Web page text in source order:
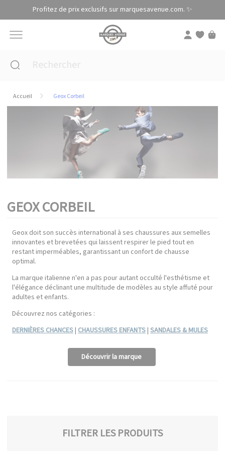
Profitez de prix exclusifs sur marquesavenue.com. ✨
Accueil Geox Corbeil
GEOX CORBEIL
Geox doit son succès international à ses chaussures aux semelles
innovantes et brevetées qui laissent respirer le pied tout en
restant imperméables, garantissant un confort de chausse
optimal.
La marque italienne n'en a pas pour autant occulté l'esthétisme et
l'élégance déclinant une multitude de modèles au style affuté pour
adultes et enfants.
Découvrez nos catégories :
DERNIÈRES CHANCES| CHAUSSURES ENFANTS| SANDALES & MULES
Découvrir la marque
FILTRER LES PRODUITS
Panneau de gestion des cookies